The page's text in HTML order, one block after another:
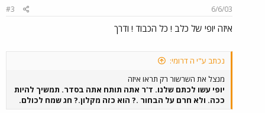
6/6/03
#3
איזה יופי של כלב ! כל הכבוד ! ודרך
נכתב ע"י ה דרומי:
מנצל את השרשור רק תראו איזה
יופי עשו לכתם שלנו. ד'ר אתה תותח אתה בסדר. תמשיך להיות
ככה. ולא חרם על הבחור .? הוא כזה מקלון.? חג שמח לכולם.